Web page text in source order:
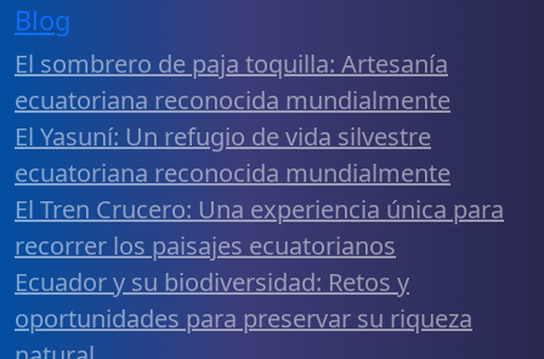
Blog
El sombrero de paja toquilla: Artesanía
ecuatoriana reconocida mundialmente
El Yasuní: Un refugio de vida silvestre
ecuatoriana reconocida mundialmente
El Tren Crucero: Una experiencia única para
recorrer los paisajes ecuatorianos
Ecuador y su biodiversidad: Retos y
oportunidades para preservar su riqueza